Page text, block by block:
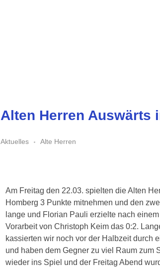
Alten Herren Auswärts
Aktuelles Alte Herren
Am Freitag den 22.03. spielten die Alten
Homberg 3 Punkte mitnehmen und den
lange und Florian Pauli erzielte nach
Vorarbeit von Christoph Keim das 0:2.
kassierten wir noch vor der Halbzeit durch
und haben dem Gegner zu viel Raum zum
wieder ins Spiel und der Freitag Abend